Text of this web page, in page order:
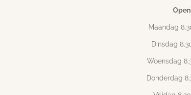
Maandag
Dinsdag
Woensdag
Donderdag